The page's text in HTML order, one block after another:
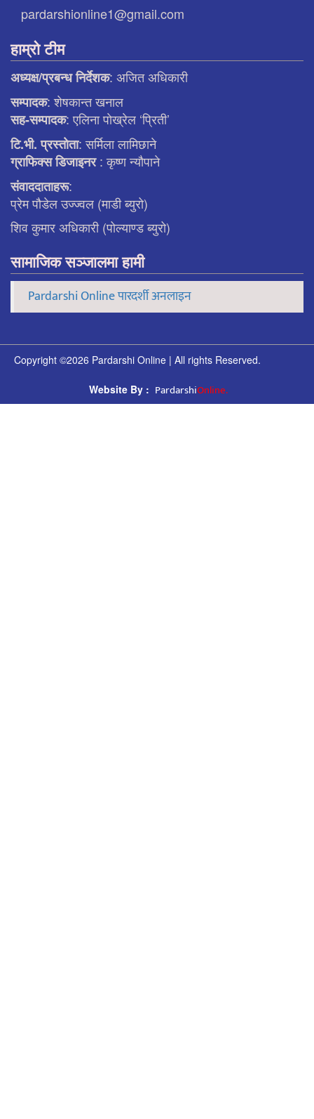
pardarshionline1@gmail.com
हाम्रो टीम
अध्यक्ष/प्रबन्ध निर्देशक: अजित अधिकारी
सम्पादक: शेषकान्त खनाल
सह-सम्पादक: एलिना पाेख्रेल ‘प्रिती’
टि.भी. प्रस्ताेता: सर्मिला लामिछाने
ग्राफिक्स डिजाइनर: कृष्ण न्याैपाने
संवाददाताहरू:
प्रेम पौडेल उज्ज्वल (माडी ब्युरो)
शिव कुमार अधिकारी (पोल्याण्ड ब्युरो)
सामाजिक सञ्जालमा हामी
Pardarshi Online पारदर्शी अनलाइन
Copyright ©2026 Pardarshi Online | All rights Reserved.
Website By : PardarshiOnline.